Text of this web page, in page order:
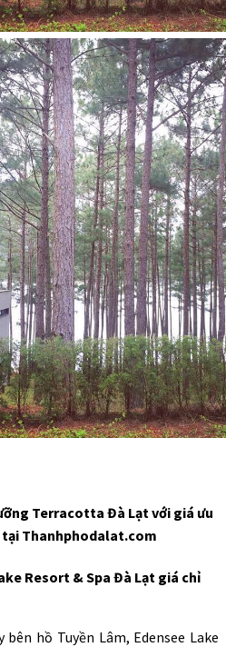
Terracotta Đà Lạt với giá ưu
Thanhphodalat.com
Resort & Spa Đà Lạt giá chỉ
hồ Tuyền Lâm, Edensee Lake